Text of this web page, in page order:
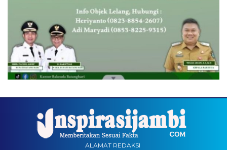
ALAMAT REDAKSI